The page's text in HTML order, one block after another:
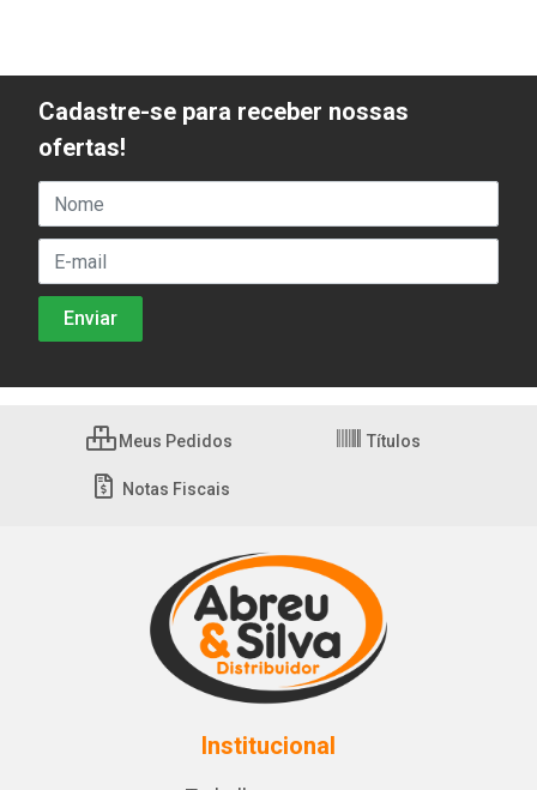
Cadastre-se para receber nossas
ofertas!
Meus Pedidos Títulos
Notas Fiscais
Institucional